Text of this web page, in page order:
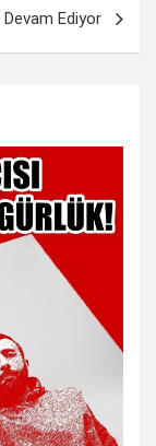
Devam Ediyor